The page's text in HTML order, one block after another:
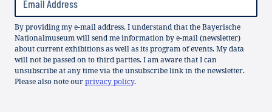
By providing my e-mail address, I understand that the Bayerische
Nationalmuseum will send me information by e-mail (newsletter)
about current exhibitions as well as its program of events. My data
will not be passed on to third parties. I am aware that I can
unsubscribe at any time via the unsubscribe link in the newsletter.
Please also note ourprivacy policy.